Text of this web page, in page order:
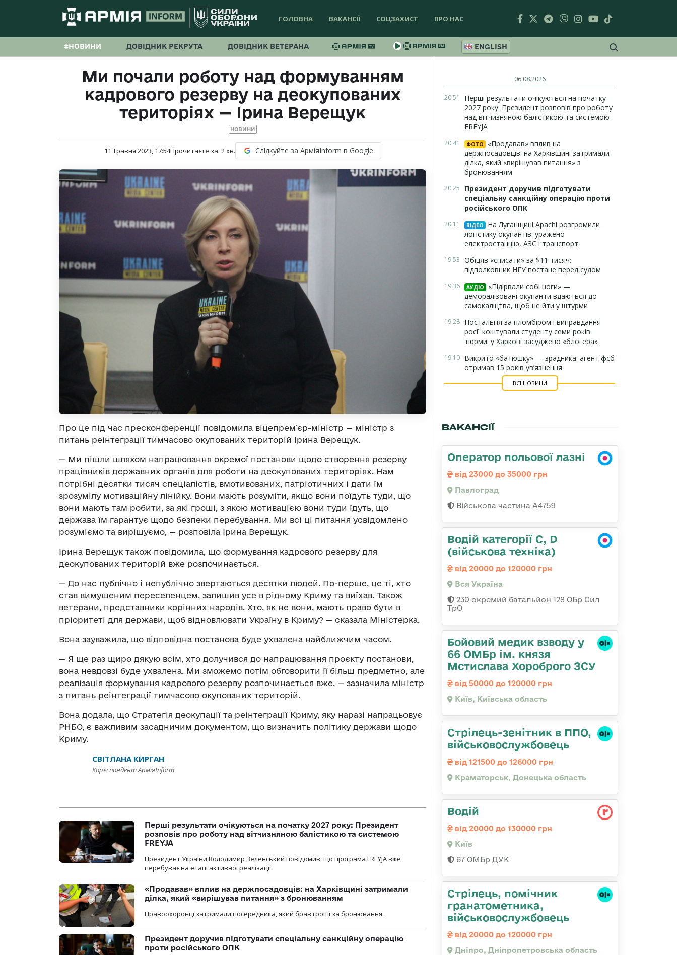
ГОЛОВНА ВАКАНСІЇ СОЦЗАХИСТ ПРО НАС
#НОВИНИ ДОВІДНИК РЕКРУТА ДОВІДНИК ВЕТЕРАНА ENGLISH
Ми почали роботу над формуванням
кадрового резерву на деокупованих
територіях — Ірина Верещук
НОВИНИ
11 Травня 2023, 17:54Прочитаєте за: 2хв. Слідкуйте за АрміяInform в Google
Про це під час пресконференції повідомила віцепрем’єр-міністр — міністр з
питань реінтеграції тимчасово окупованих територій Ірина Верещук.
— Ми пішли шляхом напрацювання окремої постанови щодо створення резерву
працівників державних органів для роботи на деокупованих територіях. Нам
потрібні десятки тисяч спеціалістів, вмотивованих, патріотичних і дати їм
зрозумілу мотиваційну лінійку. Вони мають розуміти, якщо вони поїдуть туди, що
вони мають там робити, за які гроші, з якою мотивацією вони туди їдуть, що
держава їм гарантує щодо безпеки перебування. Ми всі ці питання усвідомлено
розуміємо та вирішуємо, — розповіла Ірина Верещук.
Ірина Верещук також повідомила, що формування кадрового резерву для
деокупованих територій вже розпочинається.
— До нас публічно і непублічно звертаються десятки людей. По-перше, це ті, хто
став вимушеним переселенцем, залишив усе в рідному Криму та виїхав. Також
ветерани, представники корінних народів. Хто, як не вони, мають право бути в
пріоритеті для держави, щоб відновлювати Україну в Криму? — сказала Міністерка.
Вона зауважила, що відповідна постанова буде ухвалена найближчим часом.
— Я ще раз щиро дякую всім, хто долучився до напрацювання проєкту постанови,
вона невдовзі буде ухвалена. Ми зможемо потім обговорити її більш предметно, але
реалізація формування кадрового резерву розпочинається вже, — зазначила міністр
з питань реінтеграції тимчасово окупованих територій.
Вона додала, що Стратегія деокупації та реінтеграції Криму, яку наразі напрацьовує
РНБО, є важливим засадничим документом, що визначить політику держави щодо
Криму.
СВІТЛАНА КИРГАН
Кореспондент АрміяInform
Перші результати очікуються на початку 2027 року: Президент
розповів про роботу над вітчизняною балістикою та системою
FREYJA
Президент України Володимир Зеленський повідомив, що програма FREYJA вже
перебуває на етапі активної реалізації.
«Продавав» вплив на держпосадовців: на Харківщині затримали
ділка, який «вирішував питання» з бронюванням
Правоохоронці затримали посередника, який брав гроші за бронювання.
Президент доручив підготувати спеціальну санкційну операцію
проти російського ОПК
06.08.2026
20:51
Перші результати очікуються на початку
2027 року: Президент розповів про роботу
над вітчизняною балістикою та системою
FREYJA
20:41 ФОТО
«Продавав» вплив на
держпосадовців: на Харківщині затримали
ділка, який «вирішував питання» з
бронюванням
20:25
Президент доручив підготувати
спеціальну санкційну операцію проти
російського ОПК
20:11 ВІДЕО
На Луганщині Apachi розгромили
логістику окупантів: уражено
електростанцію, АЗС і транспорт
19:53 Обіцяв «списати» за $11 тисяч:
підполковник НГУ постане перед судом
19:36 АУДІО
«Підірвали собі ноги» —
деморалізовані окупанти вдаються до
самокаліцтва, щоб не йти у штурми
19:28 Ностальгія за пломбіром і виправдання
росії коштували студенту семи років
тюрми: у Харкові засуджено «блогера»
19:10 Викрито «батюшку» — зрадника: агент фсб
отримав 15 років ув’язнення
ВСІ НОВИНИ
ВАКАНСІЇ
Оператор польової лазні
від 23000 до 35000 грн
Павлоград
Військова частина А4759
Водій категорії C, D
(військова техніка)
від 20000 до 120000 грн
Вся Україна
230 окремий батальйон 128 ОБр Сил
ТрО
Бойовий медик взводу у
66 ОМБр ім. князя
Мстислава Хороброго ЗСУ
від 50000 до 120000 грн
Київ, Київська область
Стрілець-зенітник в ППО,
військовослужбовець
від 121500 до 126000 грн
Краматорськ, Донецька область
Водій
від 20000 до 130000 грн
Київ
67 ОМБр ДУК
Стрілець, помічник
гранатометника,
військовослужбовець
від 20000 до 120000 грн
Дніпро, Дніпропетровська область